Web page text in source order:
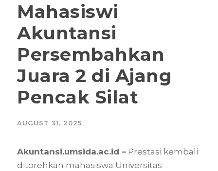
Mahasiswi
Akuntansi
Persembahkan
Juara 2 di Ajang
Pencak Silat
AUGUST 31, 2025
Akuntansi.umsida.ac.id – Prestasi kembali
ditorehkan mahasiswa Universitas